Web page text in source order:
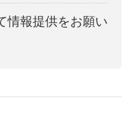
情報提供をお願い